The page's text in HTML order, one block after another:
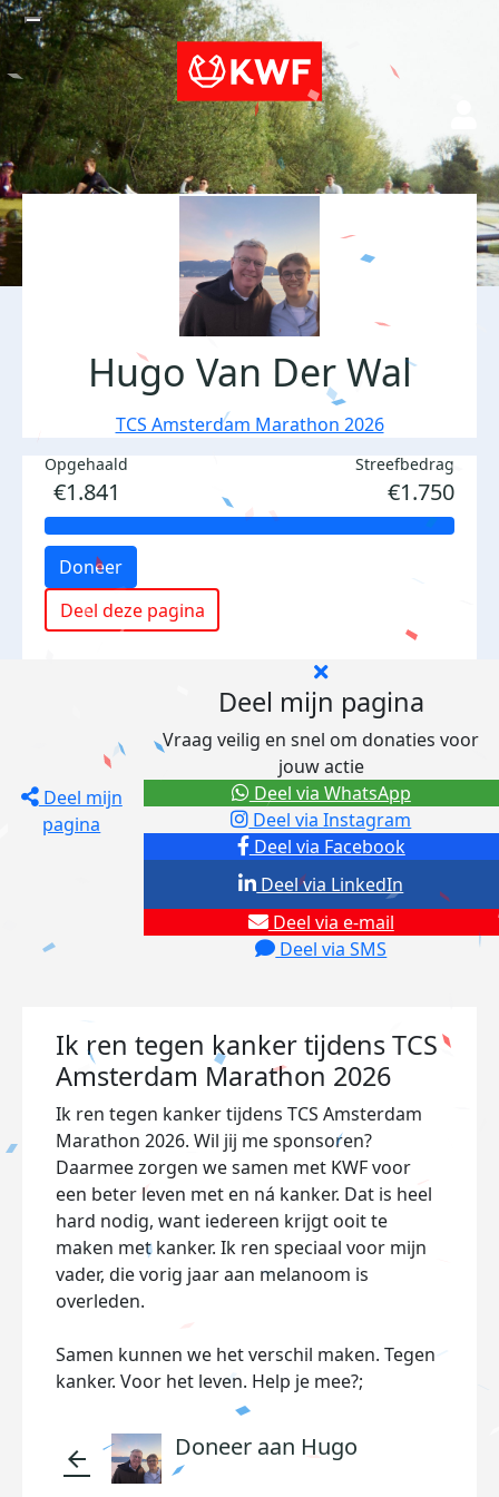
Hugo Van Der Wal
TCS Amsterdam Marathon 2026
Opgehaald
€1.841
Streefbedrag
€1.750
Doneer
Deel deze pagina
Deel mijn
pagina
Deel mijn pagina
Vraag veilig en snel om donaties voor
jouw actie
Deel via Facebook
Deel via Instagram
Deel via e-mail
Deel via SMS
Deel via LinkedIn
Deel via WhatsApp
Ik ren tegen kanker tijdens TCS
Amsterdam Marathon 2026
Ik ren tegen kanker tijdens TCS Amsterdam
Marathon 2026. Wil jij me sponsoren?
Daarmee zorgen we samen met KWF voor
een beter leven met en ná kanker. Dat is heel
hard nodig, want iedereen krijgt ooit te
maken met kanker. Ik ren speciaal voor mijn
vader, die vorig jaar aan melanoom is
overleden.
Samen kunnen we het verschil maken. Tegen
kanker. Voor het leven. Help je mee?;
arrow_back Doneer aan Hugo